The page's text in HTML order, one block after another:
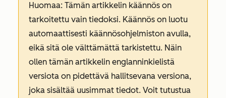
Huomaa: Tämän artikkelin käännös on
tarkoitettu vain tiedoksi. Käännös on luotu
automaattisesti käännösohjelmiston avulla,
eikä sitä ole välttämättä tarkistettu. Näin
ollen tämän artikkelin englanninkielistä
versiota on pidettävä hallitsevana versiona,
joka sisältää uusimmat tiedot. Voit tutustua